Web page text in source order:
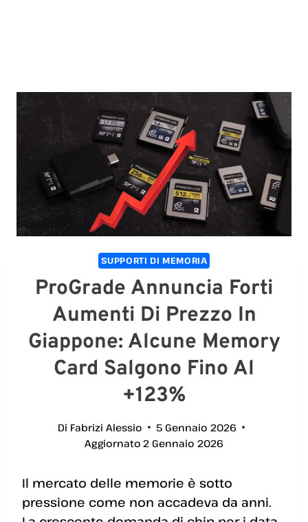
SUPPORTI DI MEMORIA
ProGrade Annuncia Forti
Aumenti Di Prezzo In
Giappone: Alcune Memory
Card Salgono Fino Al
+123%
Di Fabrizi Alessio
5 Gennaio 2026
Aggiornato 2 Gennaio 2026
Il mercato delle memorie è sotto
pressione come non accadeva da anni.